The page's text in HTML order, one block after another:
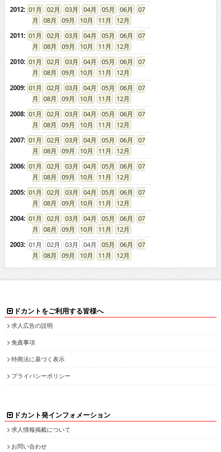
2012: 01 02 03 04 05 06
07
08
09 10 11
12
2011: 01 02 03 04 05 06
07
08
09 10 11
12
2010: 01 02 03 04 05 06
07
08
09 10 11
12
2009: 01 02 03 04 05 06
07
08
09 10 11
12
2008: 01 02 03 04 05 06
07
08
09 10 11
12
2007: 01 02 03 04 05 06
07
08
09 10 11
12
2006: 01 02 03 04 05 06
07
08
09 10 11
12
2005: 01 02 03 04 05 06
07
08
09 10 11
12
2004: 01 02 03 04 05 06
07
08
09 10 11
12
2003: 01 02 03 04 05 06
07
08
09 10 11 12
ドカントをご利用する皆様へ
求人広告の説明
免責事項
特商法に基づく表示
プライバシーポリシー
ドカント発インフォメーション
求人情報掲載について
お問い合わせ